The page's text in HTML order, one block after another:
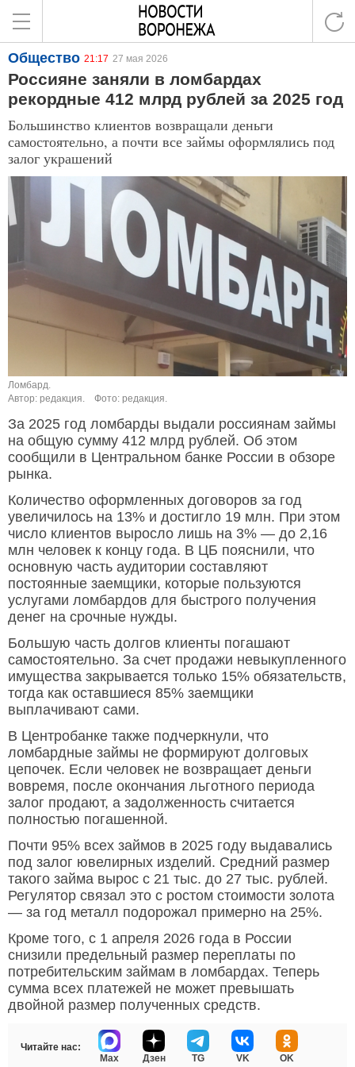
Общество 21:17 27 мая 2026
Россияне заняли в ломбардах
рекордные 412 млрд рублей за 2025 год
Большинство клиентов возвращали деньги
самостоятельно, а почти все займы оформлялись под
залог украшений
Ломбард.
Автор: редакция.
Фото: редакция.
За 2025 год ломбарды выдали россиянам займы
на общую сумму 412 млрд рублей. Об этом
сообщили в Центральном банке России в обзоре
рынка.
Количество оформленных договоров за год
увеличилось на 13% и достигло 19 млн. При этом
число клиентов выросло лишь на 3% — до 2,16
млн человек к концу года. В ЦБ пояснили, что
основную часть аудитории составляют
постоянные заемщики, которые пользуются
услугами ломбардов для быстрого получения
денег на срочные нужды.
Большую часть долгов клиенты погашают
самостоятельно. За счет продажи невыкупленного
имущества закрывается только 15% обязательств,
тогда как оставшиеся 85% заемщики
выплачивают сами.
В Центробанке также подчеркнули, что
ломбардные займы не формируют долговых
цепочек. Если человек не возвращает деньги
вовремя, после окончания льготного периода
залог продают, а задолженность считается
полностью погашенной.
Почти 95% всех займов в 2025 году выдавались
под залог ювелирных изделий. Средний размер
такого займа вырос с 21 тыс. до 27 тыс. рублей.
Регулятор связал это с ростом стоимости золота
— за год металл подорожал примерно на 25%.
Кроме того, с 1 апреля 2026 года в России
снизили предельный размер переплаты по
потребительским займам в ломбардах. Теперь
сумма всех платежей не может превышать
двойной размер полученных средств.
Читайте нас:
Max
Дзен TG VK OK